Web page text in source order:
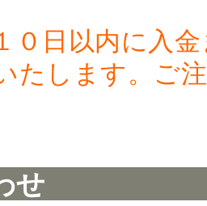
０日以内に入
たします。ご
せ